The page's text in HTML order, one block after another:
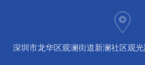
深圳市龙华区观澜街道新澜社区观